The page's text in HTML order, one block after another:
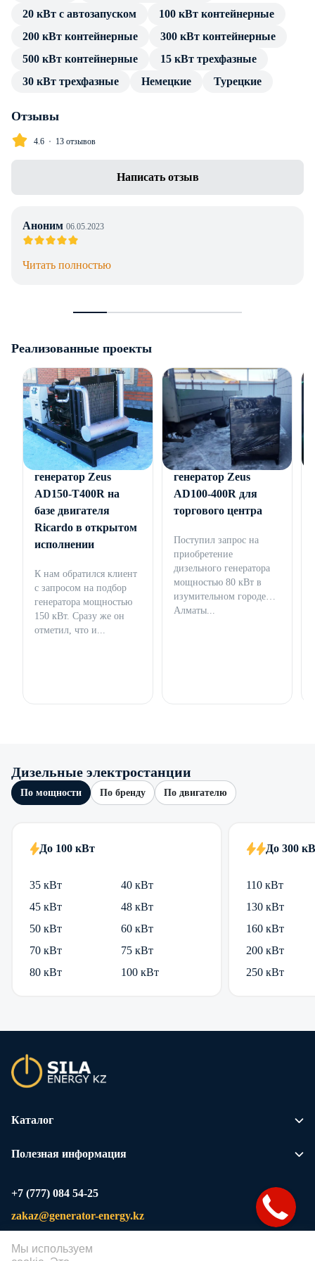
посредством стандартных разъемов, без трансформатора и
переходников.
В каталоге товаров компании Энерджи Групп — только
проверенные сертифицированные ДГУ. Дизельный
технической документации и продолжительную гарантию
особенностям установки, подключения и эксплуатации
предоставляем в полном объеме без дополнительной
оплаты. Доставка в г. Алматы любой транспортной
компанией, инженерное сопровождение проекта.
20 кВт с автозапуском
100 кВт контейнерные
200 кВт контейнерные
300 кВт контейнерные
500 кВт контейнерные
15 кВт трехфазные
30 кВт трехфазные
Немецкие Турецкие
Отзывы
4.6 13 отзывов
Написать отзыв
Аноним 06.05.2023
Читать полностью
Реализованные проекты
Дизельный
генератор Zeus
AD150-T400R на
базе двигателя
Ricardo в открытом
исполнении
К нам обратился клиент
с запросом на подбор
генератора мощностью
150 кВт. Сразу же он
отметил, что и...
Дизельный
генератор Zeus
AD100-400R для
торгового центра
Поступил запрос на
приобретение
дизельного генератора
мощностью 80 кВт в
изумительном городе
Алматы...
Дизельные электростанции
По мощности По бренду По двигателю
До 100 кВт
35 кВт
40 кВт
45 кВт
48 кВт
50 кВт
60 кВт
70 кВт
75 кВт
80 кВт
100 кВт
До 300
110 кВт
130 кВт
160 кВт
200 кВт
250 кВт
Каталог
Полезная информация
+7 (777) 084 54-25
zakaz@generator-energy.kz
Алматы, ул. Егизбаева, 13а
Мы используем